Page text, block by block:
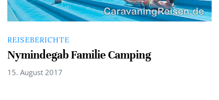
REISEBERICHTE
Nymindegab Familie Camping
15. August 2017